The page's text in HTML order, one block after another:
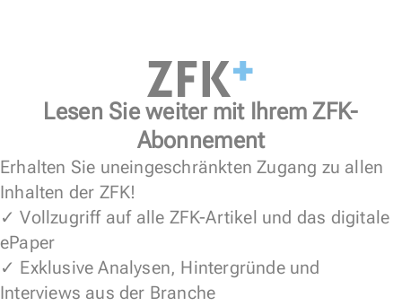
Lesen Sie weiter mit Ihrem ZFK-
Abonnement
Erhalten Sie uneingeschränkten Zugang zu allen
Inhalten der ZFK!
✓ Vollzugriff auf alle ZFK-Artikel und das digitale
ePaper
✓ Exklusive Analysen, Hintergründe und
Interviews aus der Branche